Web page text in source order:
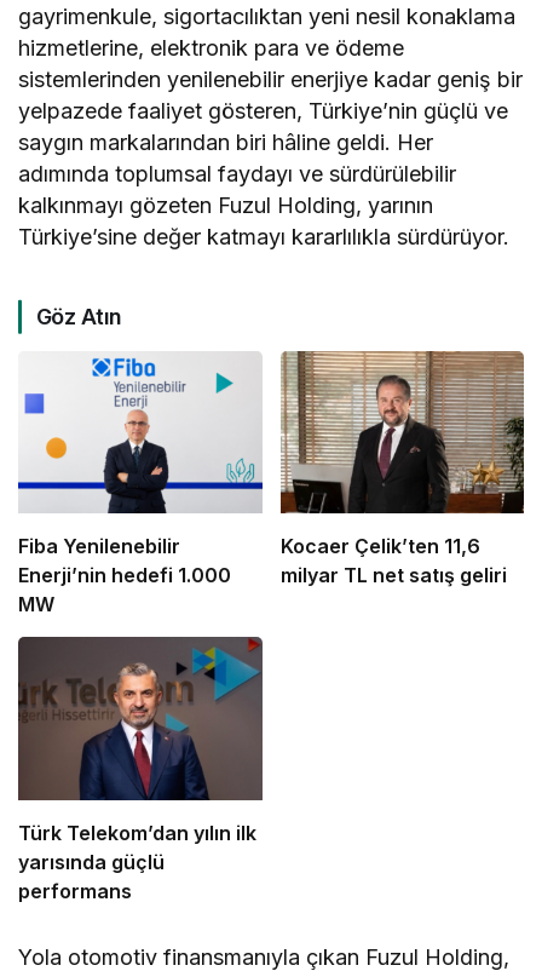
gayrimenkule, sigortacılıktan yeni nesil konaklama
hizmetlerine, elektronik para ve ödeme
sistemlerinden yenilenebilir enerjiye kadar geniş bir
yelpazede faaliyet gösteren, Türkiye’nin güçlü ve
saygın markalarından biri hâline geldi. Her
adımında toplumsal faydayı ve sürdürülebilir
kalkınmayı gözeten Fuzul Holding, yarının
Türkiye’sine değer katmayı kararlılıkla sürdürüyor.
Göz Atın
Fiba Yenilenebilir
Enerji’nin hedefi 1.000
MW
Kocaer Çelik’ten 11,6
milyar TL net satış geliri
Türk Telekom’dan yılın ilk
yarısında güçlü
performans
Yola otomotiv finansmanıyla çıkan Fuzul Holding,